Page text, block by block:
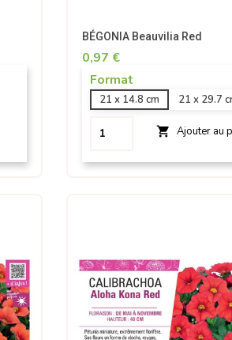
BÉGONIA Beauvilia Red
0,97 €
Format
21 x 14.8 cm 21 x 29.7
 Ajouter au